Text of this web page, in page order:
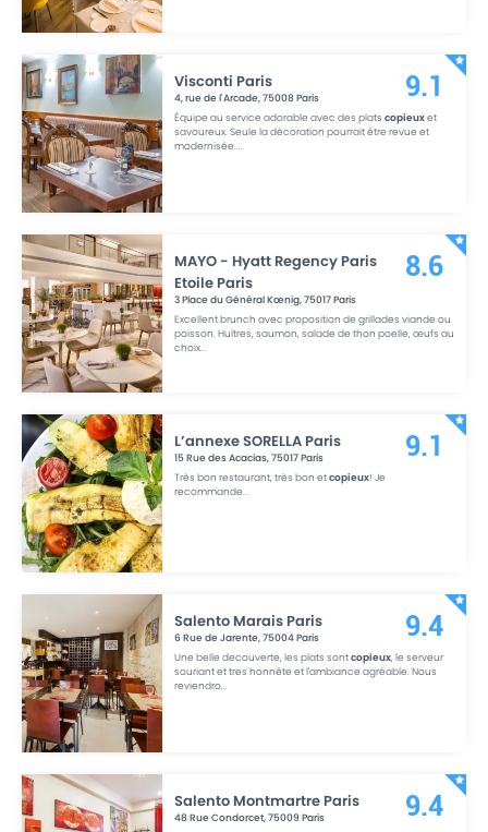
Visconti Paris
4, rue de l'Arcade,75008 Paris
Équipe au service adorable avec des platscopieuxet
savoureux. Seule la décoration pourrait être revue et
modernisée....
9.1
MAYO - Hyatt Regency Paris
Etoile Paris
3 Place du Général Kœnig,75017Paris
Excellent brunch avec proposition de grillades viande ou
poisson. Huîtres, saumon, salade de thon poelle, œufs au
choix...
8.6
L’annexe SORELLA Paris
15 Rue des Acacias,75017Paris
Très bon restaurant, très bon etcopieux! Je
recommande...
9.1
Salento Marais Paris
6 Rue de Jarente,75004Paris
Une belle decouverte, les plats sontcopieux, le serveur
souriant et tres honnête et l'ambiance agréable. Nous
reviendro...
9.4
Salento Montmartre Paris
48 Rue Condorcet,75009 Paris
9.4